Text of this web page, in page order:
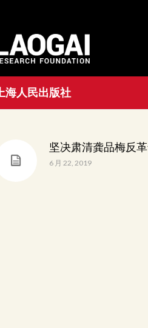
上海人民出版社
坚决肃清龚品梅反
6 月 22, 2019